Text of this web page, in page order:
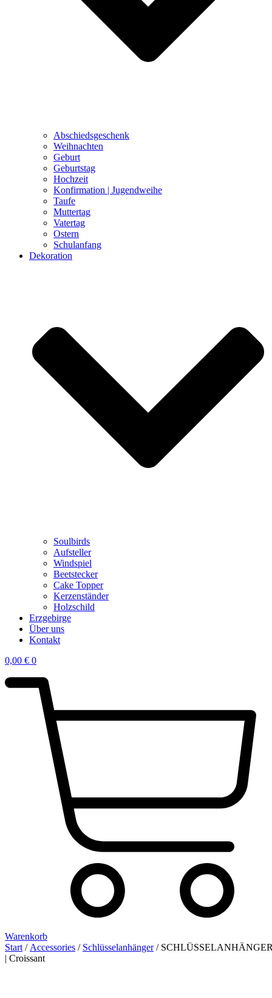
Abschiedsgeschenk
Weihnachten
Geburt
Geburtstag
Hochzeit
Konfirmation | Jugendweihe
Taufe
Muttertag
Vatertag
Ostern
Schulanfang
Dekoration
Soulbirds
Aufsteller
Windspiel
Beetstecker
Cake Topper
Kerzenständer
Holzschild
Erzgebirge
Über uns
Kontakt
0,00 € 0
Warenkorb
Start / Accessories / Schlüsselanhänger/
| Croissant